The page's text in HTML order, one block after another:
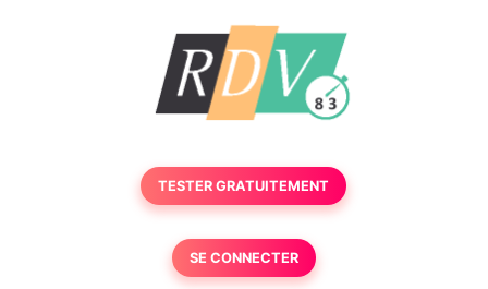
TESTER GRATUITEMENT
SE CONNECTER